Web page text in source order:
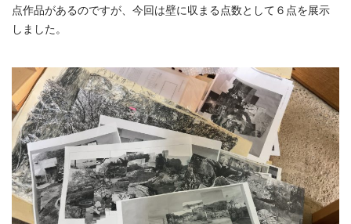
点作品があるのですが、今回は壁に収まる点数として６点を展示
しました。